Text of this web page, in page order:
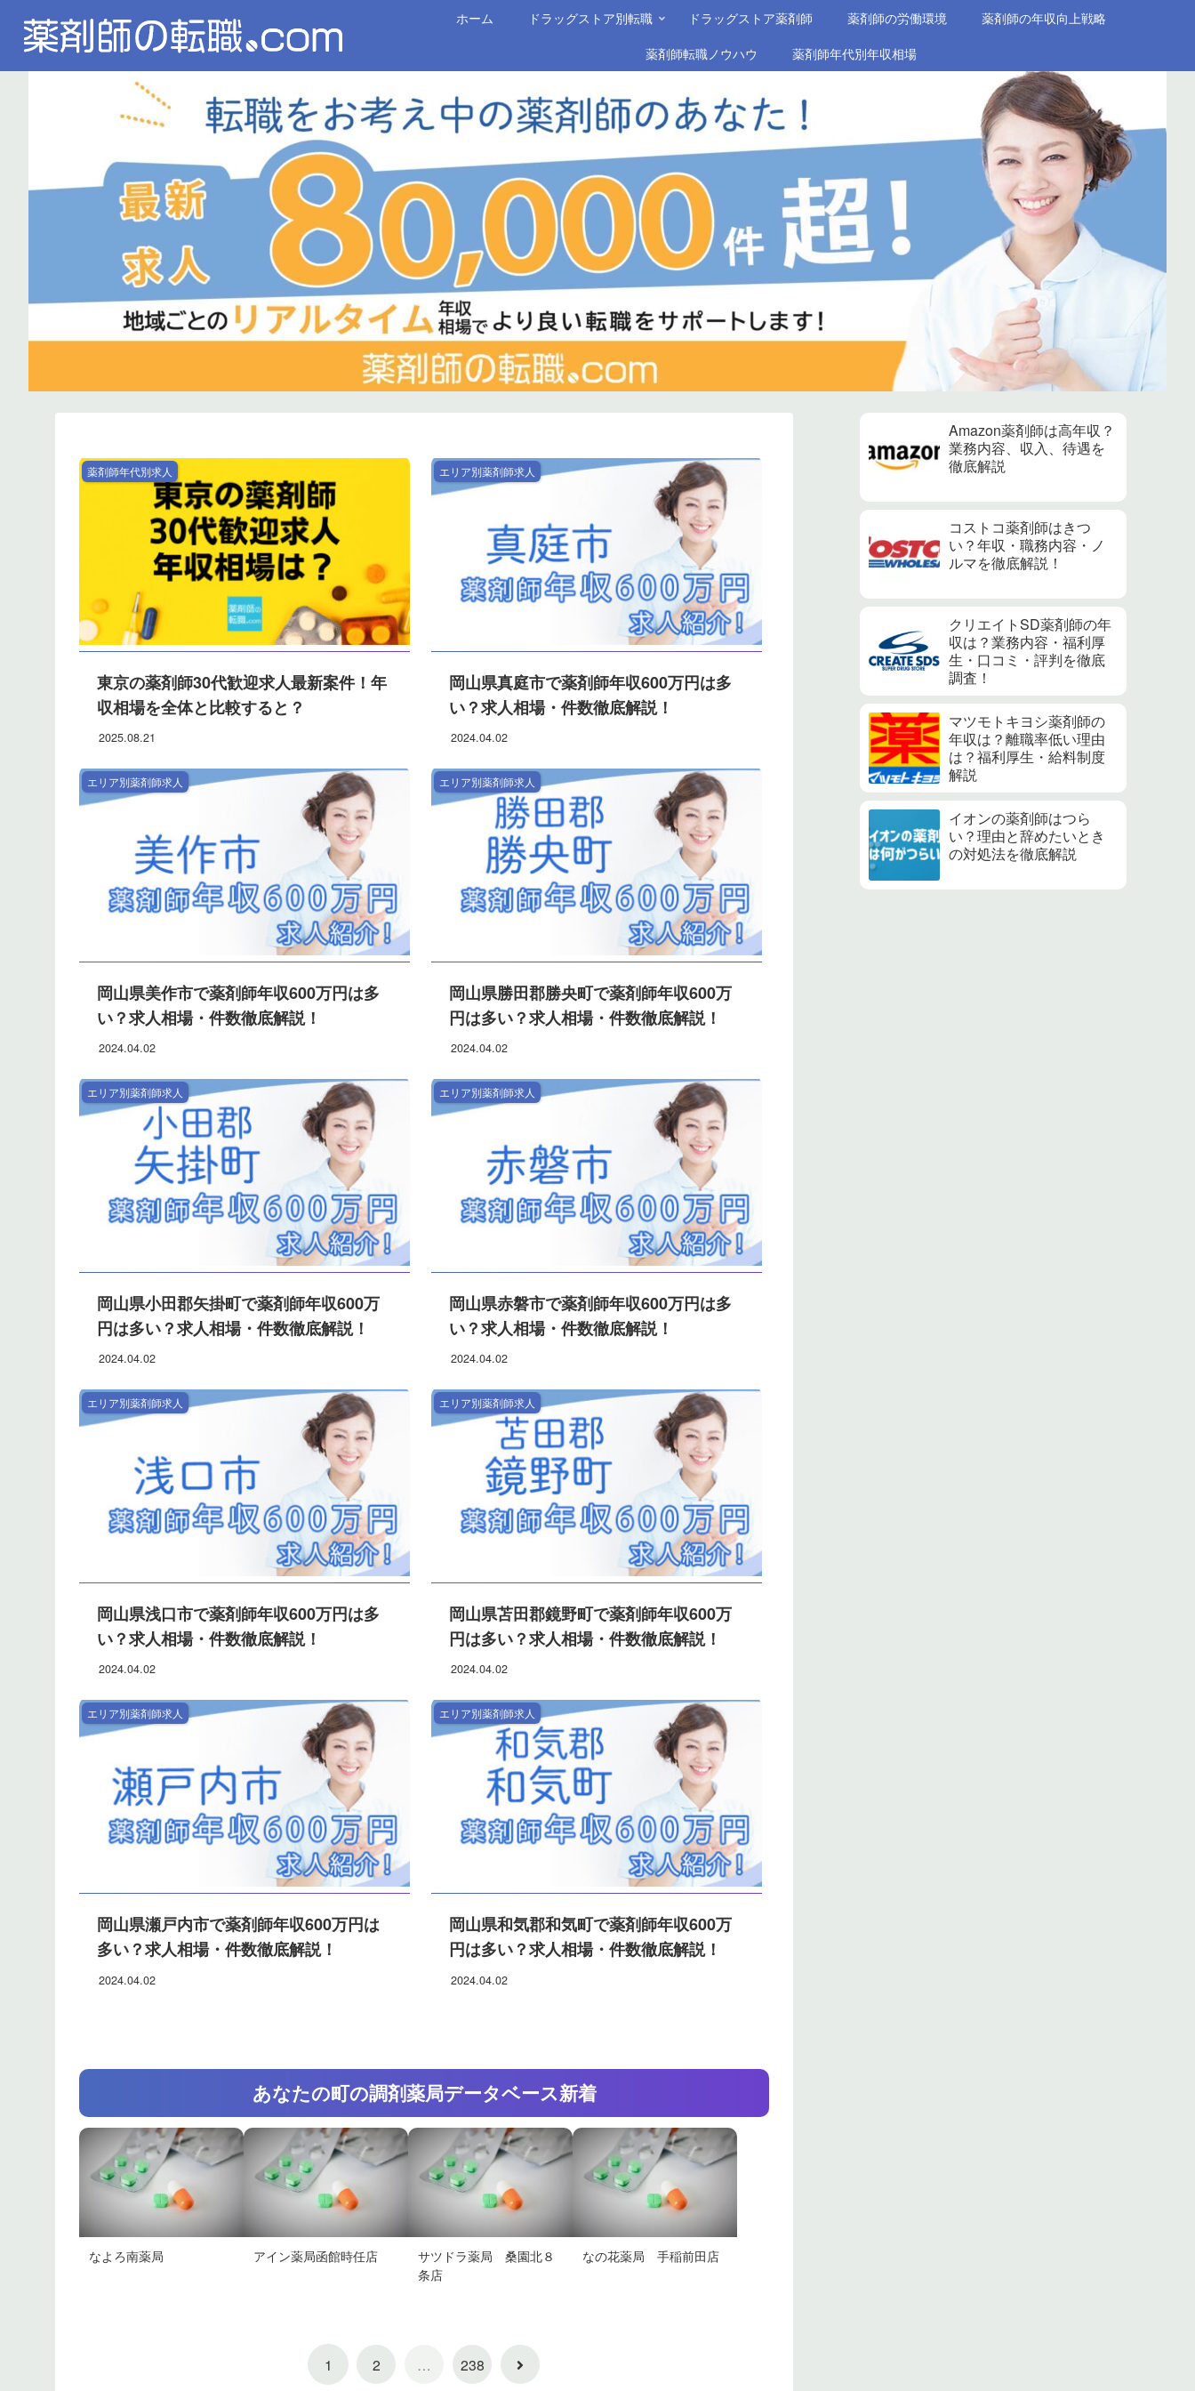
ホーム ドラッグストア別転職 ドラッグストア薬剤師 薬剤師の労働環境
薬剤師の年収向上戦略
薬剤師転職ノウハウ
薬剤師年代別年収相場
薬剤師年代別求人
東京の薬剤師30代歓迎求人最新案件！年
収相場を全体と比較すると？
2025.08.21
エリア別薬剤師求人
岡山県真庭市で薬剤師年収600万円は多
い？求人相場・件数徹底解説！
2024.04.02
エリア別薬剤師求人
岡山県美作市で薬剤師年収600万円は多
い？求人相場・件数徹底解説！
2024.04.02
エリア別薬剤師求人
岡山県勝田郡勝央町で薬剤師年収600万
円は多い？求人相場・件数徹底解説！
2024.04.02
エリア別薬剤師求人
岡山県小田郡矢掛町で薬剤師年収600万
円は多い？求人相場・件数徹底解説！
2024.04.02
エリア別薬剤師求人
岡山県赤磐市で薬剤師年収600万円は多
い？求人相場・件数徹底解説！
2024.04.02
エリア別薬剤師求人
岡山県浅口市で薬剤師年収600万円は多
い？求人相場・件数徹底解説！
2024.04.02
エリア別薬剤師求人
岡山県苫田郡鏡野町で薬剤師年収600万
円は多い？求人相場・件数徹底解説！
2024.04.02
エリア別薬剤師求人
岡山県瀬戸内市で薬剤師年収600万円は
多い？求人相場・件数徹底解説！
2024.04.02
エリア別薬剤師求人
岡山県和気郡和気町で薬剤師年収600万
円は多い？求人相場・件数徹底解説！
2024.04.02
あなたの町の調剤薬局データベース新着
なよろ南薬局 アイン薬局函館時任店
サツドラ薬局 桑園北８
条店
なの花薬局 手稲前田店
1 2 … 238 次
Amazon薬剤師は高年収？
業務内容、収入、待遇を
徹底解説
コストコ薬剤師はきつ
い？年収・職務内容・ノ
ルマを徹底解説！
クリエイトSD薬剤師の年
収は？業務内容・福利厚
生・口コミ・評判を徹底
調査！
マツモトキヨシ薬剤師の
年収は？離職率低い理由
は？福利厚生・給料制度
解説
イオンの薬剤師はつら
い？理由と辞めたいとき
の対処法を徹底解説